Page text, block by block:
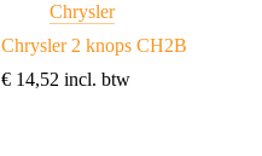
Chrysler
Chrysler 2 knops CH2B
€ 14,52 incl. btw